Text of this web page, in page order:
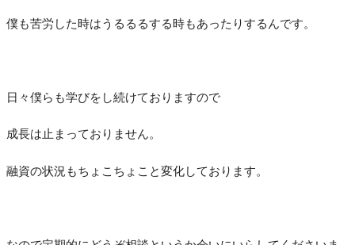
僕も苦労した時はうるるるする時もあったりするんです。
日々僕らも学びをし続けておりますので
成長は止まっておりません。
融資の状況もちょこちょこと変化しております。